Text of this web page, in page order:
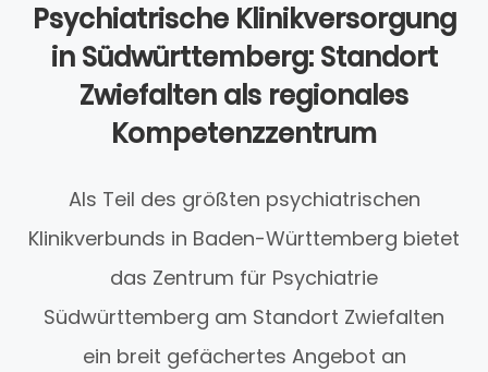
Psychiatrische Klinikversorgung
in Südwürttemberg: Standort
Zwiefalten als regionales
Kompetenzzentrum
Als Teil des größten psychiatrischen
Klinikverbunds in Baden-Württemberg bietet
das Zentrum für Psychiatrie
Südwürttemberg am Standort Zwiefalten
ein breit gefächertes Angebot an